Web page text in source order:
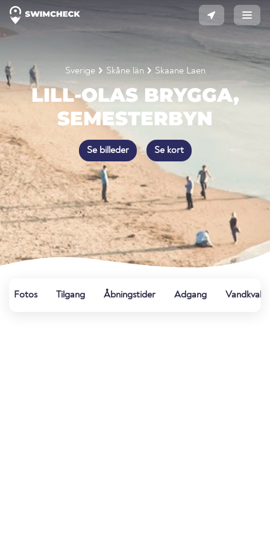
Sverige Skåne län Skaane Laen
LILL-OLAS BRYGGA,
SEMESTERBYN
Se billeder Se kort
Fotos Tilgang Åbningstider Adgang